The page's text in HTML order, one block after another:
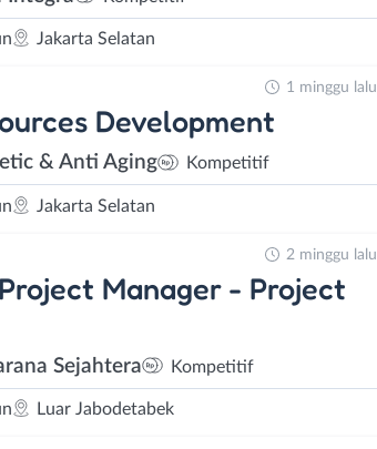
Jakarta Selatan
Development
& Anti Aging Kompetitif
Jakarta Selatan
1 minggu lalu
Manager - Project
Sejahtera Kompetitif
Luar Jabodetabek
2 minggu lalu